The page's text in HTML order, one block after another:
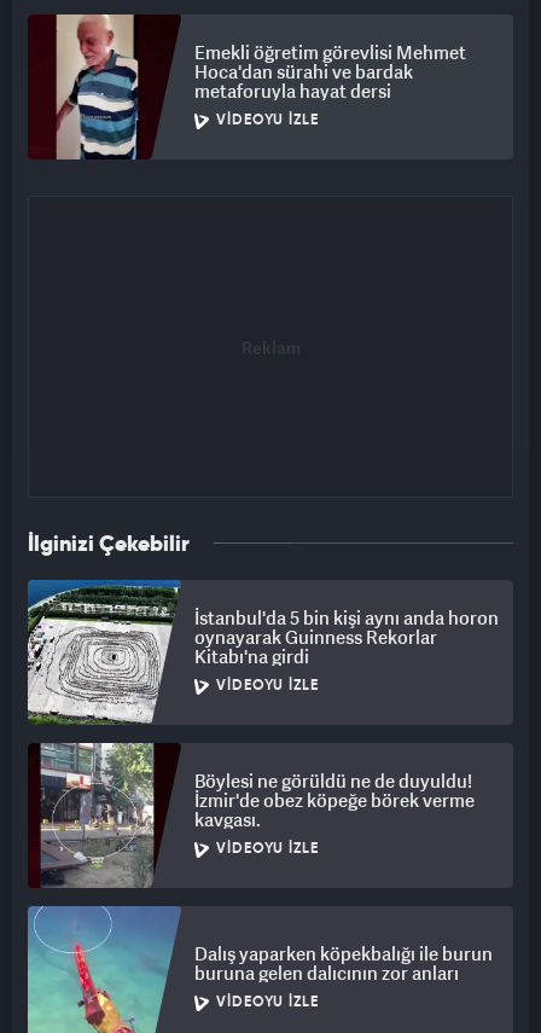
Emekli öğretim görevlisi Mehmet
Hoca'dan sürahi ve bardak
metaforuyla hayat dersi
VIDEOYU İZLE
İlginizi Çekebilir
İstanbul'da 5 bin kişi aynı anda horon
oynayarak Guinness Rekorlar
Kitabı'na girdi
VIDEOYU İZLE
Böylesi ne görüldü ne de duyuldu!
İzmir'de obez köpeğe börek verme
kavgası.
VIDEOYU İZLE
Dalış yaparken köpekbalığı ile burun
buruna gelen dalıcının zor anları
VIDEOYU İZLE